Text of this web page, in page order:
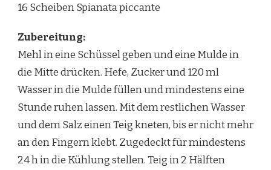
16 Scheiben Spianata piccante
Zubereitung:
Mehl in eine Schüssel geben und eine Mulde in
die Mitte drücken. Hefe, Zucker und 120 ml
Wasser in die Mulde füllen und mindestens eine
Stunde ruhen lassen. Mit dem restlichen Wasser
und dem Salz einen Teig kneten, bis er nicht mehr
an den Fingern klebt. Zugedeckt für mindestens
24 h in die Kühlung stellen. Teig in 2 Hälften